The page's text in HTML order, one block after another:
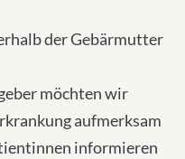
der Gebärmutter
möchten wir
aufmerksam
informieren